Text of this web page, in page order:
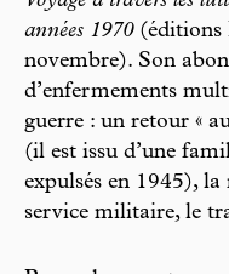
années 1970(éditions
novembre). Son
d’enfermements
guerre : un retour «
(il est issu d’une
expulsés en 1945), la
service militaire, le